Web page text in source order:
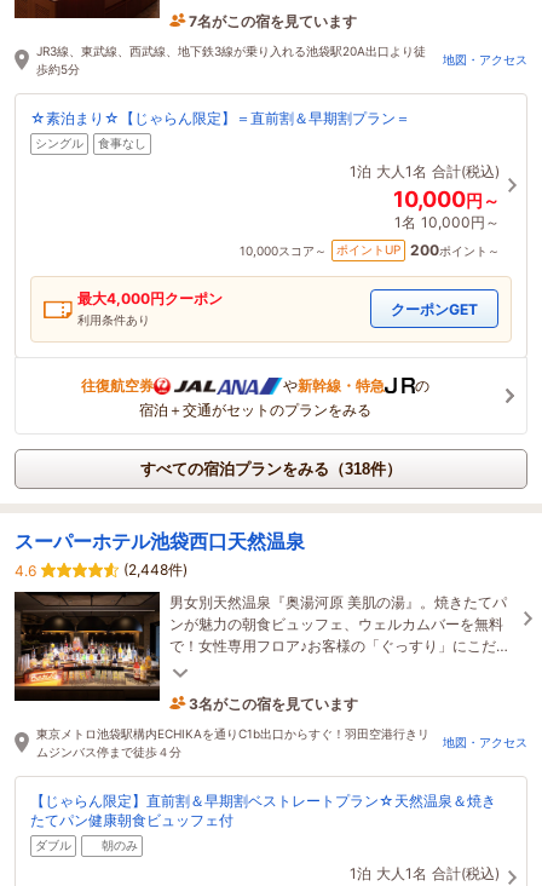
7名がこの宿を見ています
1時間前に予約されました
JR3線、東武線、西武線、地下鉄3線が乗り入れる池袋駅20A出口より徒
歩約5分
地図・アクセス
☆素泊まり☆【じゃらん限定】＝直前割＆早期割プラン＝
シングル 食事なし
1泊 大人1名 合計(税込)
10,000円～
1名 10,000円～
10,000スコア～ ポイントUP 200ポイント～
最大4,000円クーポン
利用条件あり
クーポンGET
往復航空券 や新幹線・特急
の
宿泊＋交通がセットのプランをみる
すべての宿泊プランをみる（318件）
スーパーホテル池袋西口天然温泉
4.6
(2,448件)
男女別天然温泉『奥湯河原 美肌の湯』。焼きたてパ
ンが魅力の朝食ビュッフェ、ウェルカムバーを無料
で！女性専用フロア♪お客様の「ぐっすり」にこだわ
ったホテルです。全室禁煙。
3名がこの宿を見ています
37分前に予約されました
東京メトロ池袋駅構内ECHIKAを通りC1b出口からすぐ！羽田空港行きリ
ムジンバス停まで徒歩４分
地図・アクセス
【じゃらん限定】直前割＆早期割ベストレートプラン☆天然温泉＆焼き
たてパン健康朝食ビュッフェ付
ダブル 朝のみ
1泊 大人1名 合計(税込)